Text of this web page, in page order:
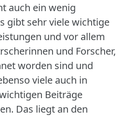
auch ein wenig
gibt sehr viele wichtige
und vor allem
und Forscher,
worden sind und
viele auch in
Beiträge
Das liegt an den